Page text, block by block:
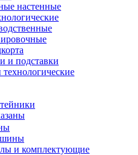
настенные
и подставки
и комплектующие